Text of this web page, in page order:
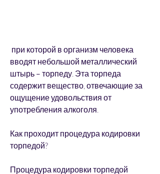
вводят небольшой металлический
штырь – торпеду. Эта торпеда
содержит вещество, отвечающие за
ощущение удовольствия от
употребления алкоголя.
Как проходит процедура кодировки
торпедой?
Процедура кодировки торпедой